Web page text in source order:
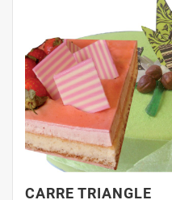
CARRE TRIANGLE